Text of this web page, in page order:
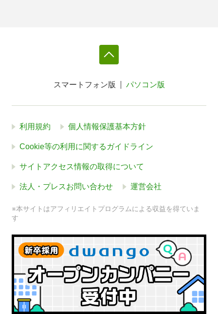
スマートフォン版 パソコン版
利用規約 個人情報保護基本方針
Cookie等の利用に関するガイドライン
サイトアクセス情報の取得について
法人・プレスお問い合わせ 運営会社
※本サイトはアフィリエイトプログラムによる収益を得ていま
す